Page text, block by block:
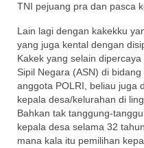
TNI pejuang pra dan pasca
Lain lagi dengan kakekku
yang juga kental dengan
Kakek yang selain
Sipil Negara (ASN) di
anggota POLRI, beliau juga
kepala desa/kelurahan di
Bahkan tak tanggung-
kepala desa selama 32
mana kala itu pemilihan